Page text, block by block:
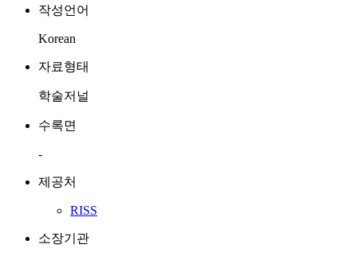
작성언어
Korean
자료형태
학술저널
수록면
-
제공처
RISS
소장기관